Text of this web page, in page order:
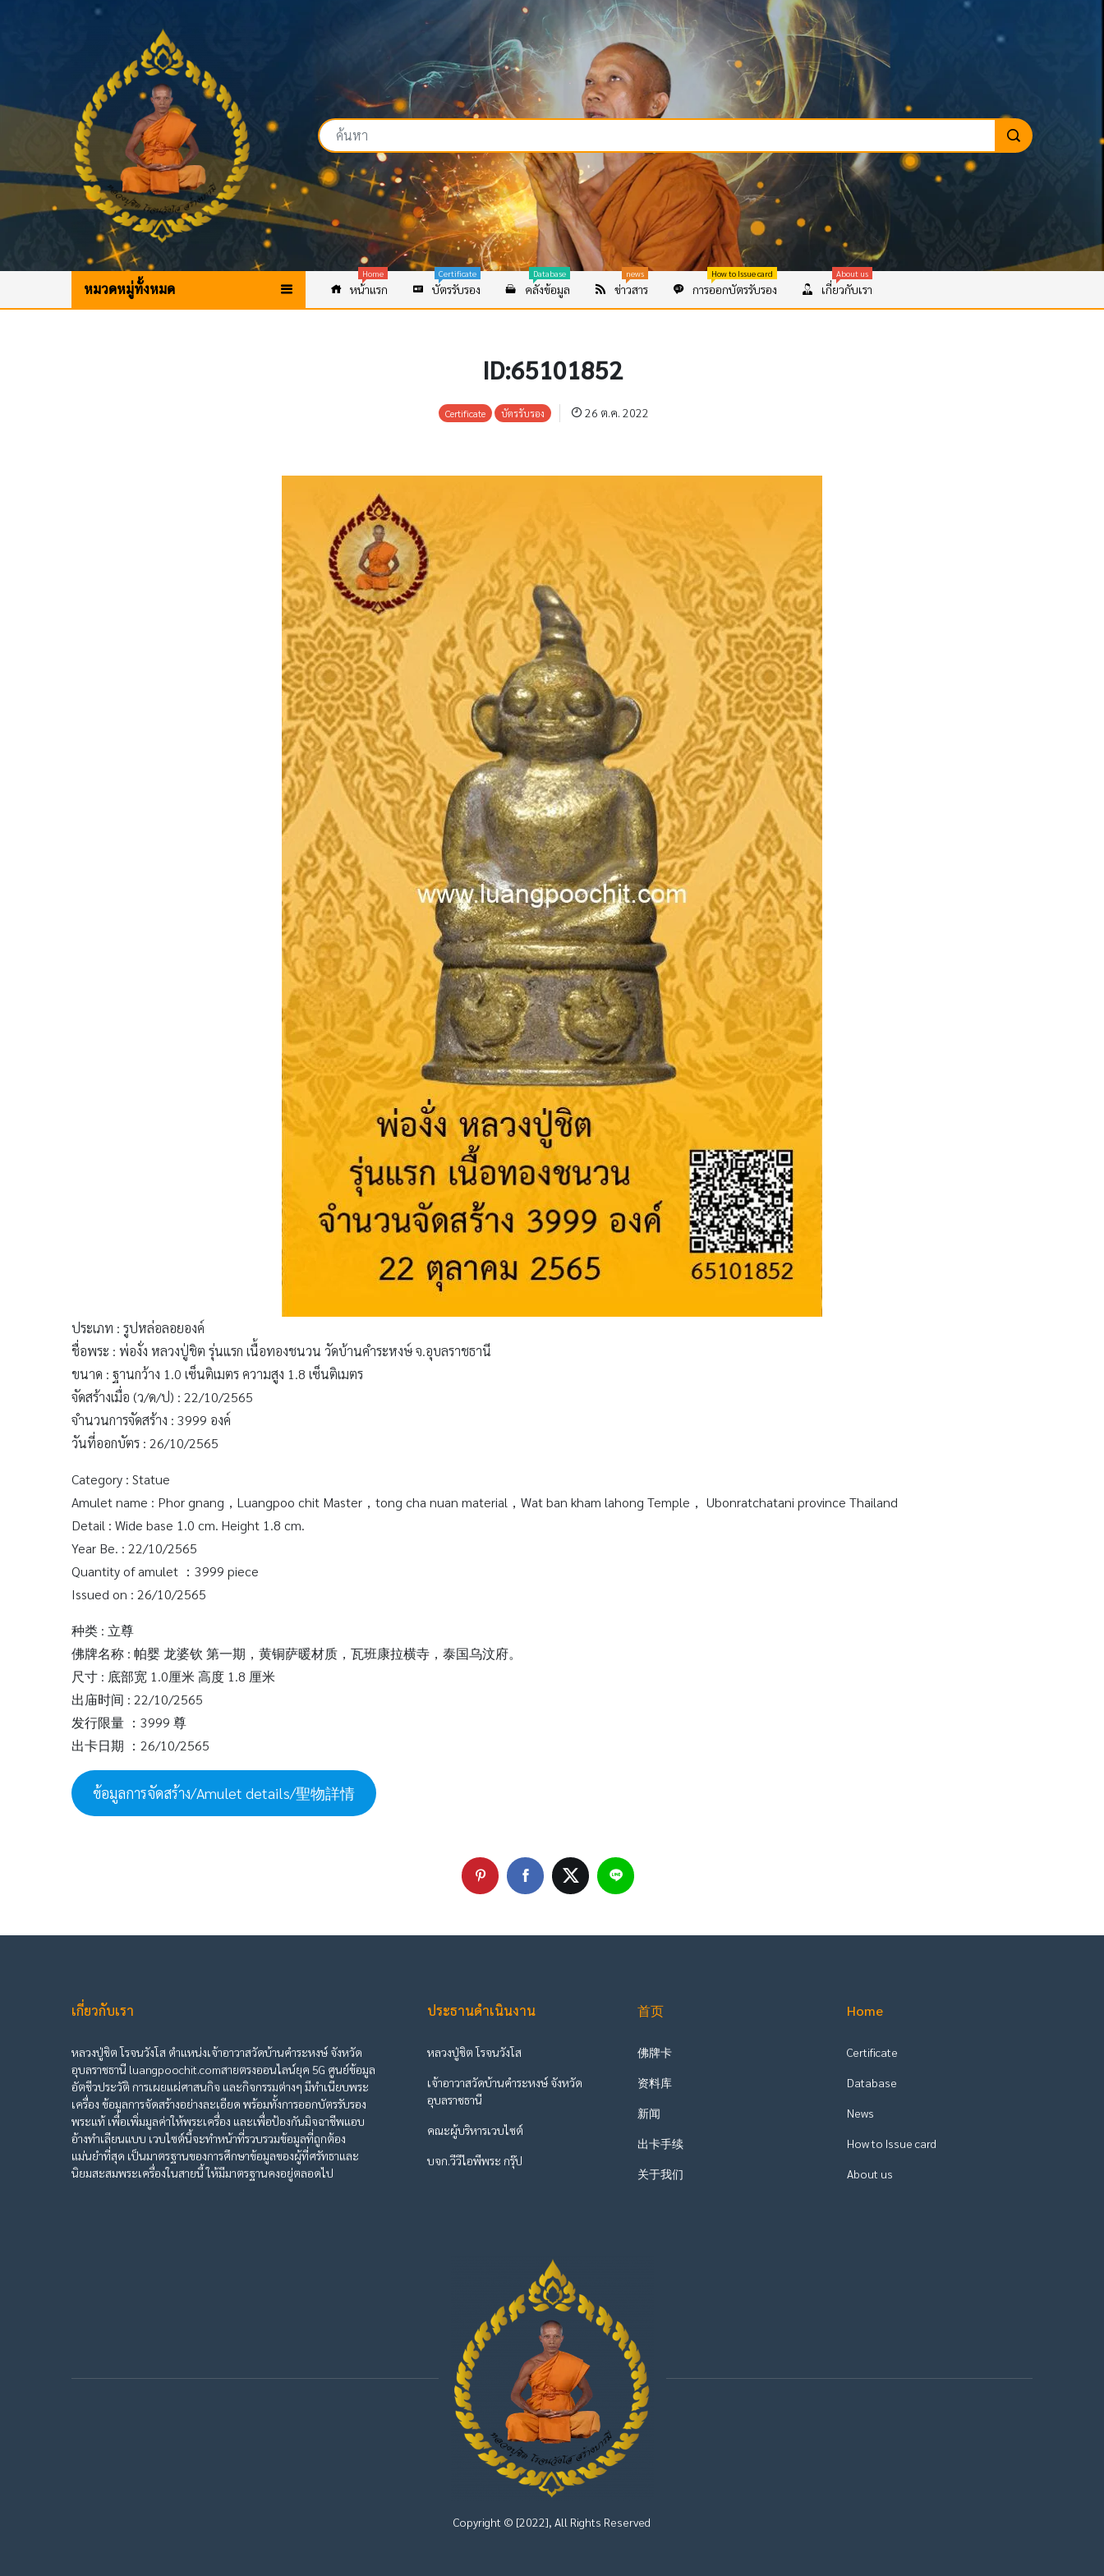
หมวดหมู่ทั้งหมด หน้าแรก
Home
บัตรรับรอง
Certificate
คลังข้อมูล
Database
ข่าวสาร
news
การออกบัตรรับรอง
How to Issue card
เกี่ยวกับเรา
About us
ID:65101852
Certificate บัตรรับรอง 26 ต.ค. 2022
ประเภท : รูปหล่อลอยองค์
ชื่อพระ : พ่องั่ง หลวงปู่ชิต รุ่นแรก เนื้อทองชนวน วัดบ้านคำระหงษ์ จ.อุบลราชธานี
ขนาด : ฐานกว้าง 1.0 เซ็นติเมตร ความสูง 1.8 เซ็นติเมตร
จัดสร้างเมื่อ (ว/ด/ป) : 22/10/2565
จำนวนการจัดสร้าง : 3999 องค์
วันที่ออกบัตร : 26/10/2565
Category : Statue
Amulet name : Phor gnang，Luangpoo chit Master，tong cha nuan material，Wat ban kham lahong Temple， Ubonratchatani province Thailand
Detail : Wide base 1.0 cm. Height 1.8 cm.
Year Be. : 22/10/2565
Quantity of amulet ：3999 piece
Issued on : 26/10/2565
种类 : 立尊
佛牌名称 : 帕婴 龙婆钦 第一期，黄铜萨暖材质，瓦班康拉横寺，泰国乌汶府。
尺寸 : 底部宽 1.0厘米 高度 1.8 厘米
出庙时间 : 22/10/2565
发行限量 ：3999 尊
出卡日期 ：26/10/2565
ข้อมูลการจัดสร้าง/Amulet details/聖物詳情
เกี่ยวกับเรา
หลวงปู่ชิต โรจนวังโส ตำแหน่งเจ้าอาวาสวัดบ้านคำระหงษ์ จังหวัด
อุบลราชธานี luangpoochit.comสายตรงออนไลน์ยุค 5G ศูนย์ข้อมูล
อัตชีวประวัติ การเผยแผ่ศาสนกิจ และกิจกรรมต่างๆ มีทำเนียบพระ
เครื่อง ข้อมูลการจัดสร้างอย่างละเอียด พร้อมทั้งการออกบัตรรับรอง
พระแท้ เพื่อเพิ่มมูลค่าให้พระเครื่อง และเพื่อป้องกันมิจฉาชีพแอบ
อ้างทำเลียนแบบ เวบไซต์นี้จะทำหน้าที่รวบรวมข้อมูลที่ถูกต้อง
แม่นยำที่สุด เป็นมาตรฐานของการศึกษาข้อมูลของผู้ที่ศรัทธาและ
นิยมสะสมพระเครื่องในสายนี้ ให้มีมาตรฐานคงอยู่ตลอดไป
ประธานดำเนินงาน
หลวงปู่ชิต โรจนวังโส
เจ้าอาวาสวัดบ้านคำระหงษ์ จังหวัด
อุบลราชธานี
คณะผู้บริหารเวบไซต์
บจก.วีวีไอพีพระ กรุ๊ป
首页
佛牌卡
资料库
新闻
出卡手续
关于我们
Home
Certificate
Database
News
How to Issue card
About us
Copyright © [2022], All Rights Reserved